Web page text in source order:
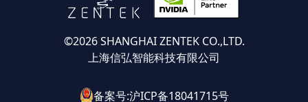
©2026 SHANGHAI ZENTEK CO.,LTD.
上海信弘智能科技有限公司
备案号:沪ICP备18041715号